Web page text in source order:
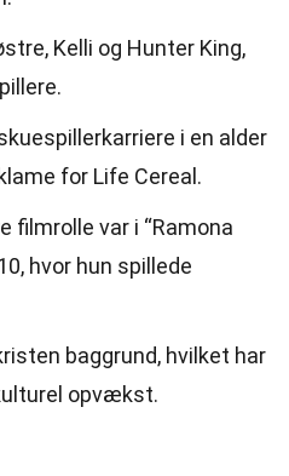
Kelli og Hunter King,
i en alder
for Life Cereal.
filmrolle var i “Ramona
hvor hun spillede
baggrund, hvilket har
opvækst.